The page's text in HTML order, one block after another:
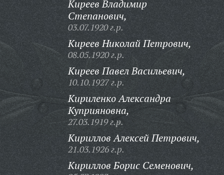
Киреев Владимир
Степанович,
03.07.1920 г.р.
Киреев Николай Петрович,
08.05.1920 г.р.
Киреев Павел Васильевич,
10.10.1927 г.р.
Кириленко Александра
Куприяновна,
27.03.1919 г.р.
Кириллов Алексей Петрович,
21.03.1926 г.р.
Кириллов Борис Семенович,